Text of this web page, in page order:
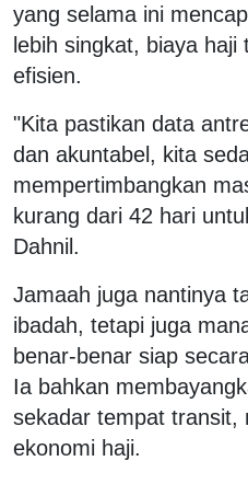
yang selama ini
lebih singkat, biaya haji
efisien.
"Kita pastikan data
dan akuntabel, kita
mempertimbangkan
kurang dari 42 hari
Dahnil.
Jamaah juga nantinya
ibadah, tetapi juga
benar-benar siap
Ia bahkan
sekadar tempat transit,
ekonomi haji.